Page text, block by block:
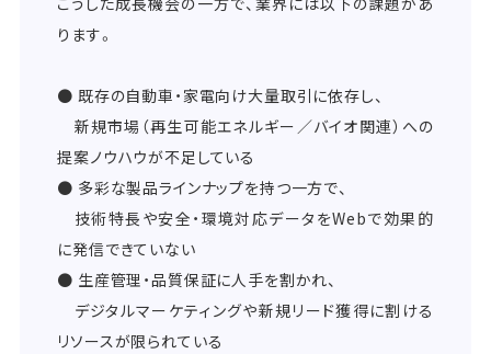
ります。
● 既存の自動車・家電向け大量取引に依存し、
新規市場（再生可能エネルギー／バイオ関連）への
提案ノウハウが不足している
● 多彩な製品ラインナップを持つ一方で、
技術特長や安全・環境対応データをWebで効果的
に発信できていない
● 生産管理・品質保証に人手を割かれ、
デジタルマーケティングや新規リード獲得に割ける
リソースが限られている